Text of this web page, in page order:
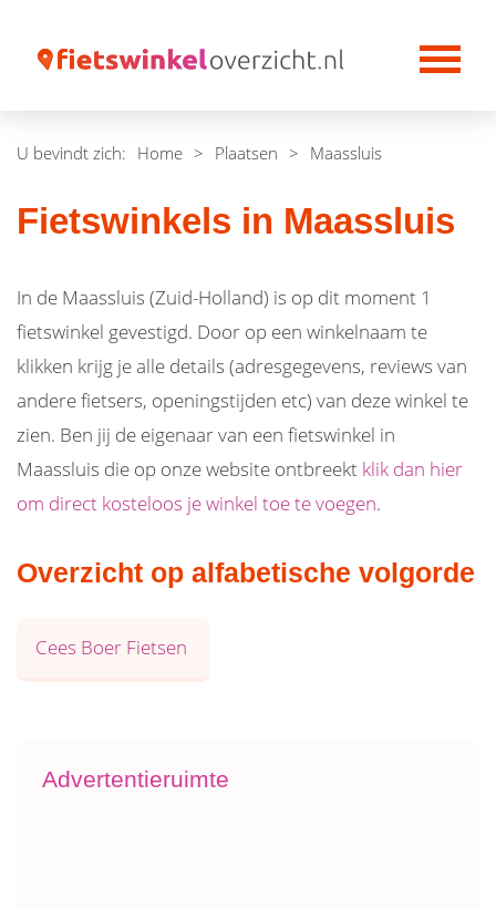
U bevindt zich: Home > Plaatsen > Maassluis
Fietswinkels in Maassluis
In de Maassluis (Zuid-Holland) is op dit moment 1
fietswinkel gevestigd. Door op een winkelnaam te
klikken krijg je alle details (adresgegevens, reviews van
andere fietsers, openingstijden etc) van deze winkel te
zien. Ben jij de eigenaar van een fietswinkel in
Maassluis die op onze website ontbreekt klik dan hier
om direct kosteloos je winkel toe te voegen.
Overzicht op alfabetische volgorde
Cees Boer Fietsen
Advertentieruimte